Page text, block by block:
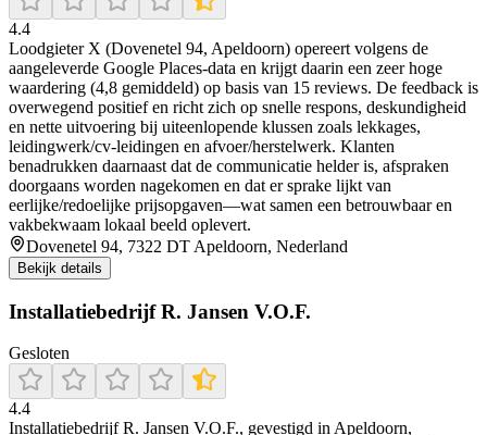
4.4
Loodgieter X (Dovenetel 94, Apeldoorn) opereert volgens de
aangeleverde Google Places-data en krijgt daarin een zeer hoge
waardering (4,8 gemiddeld) op basis van 15 reviews. De feedback is
overwegend positief en richt zich op snelle respons, deskundigheid
en nette uitvoering bij uiteenlopende klussen zoals lekkages,
leidingwerk/cv-leidingen en afvoer/herstelwerk. Klanten
benadrukken daarnaast dat de communicatie helder is, afspraken
doorgaans worden nagekomen en dat er sprake lijkt van
eerlijke/redoelijke prijsopgaven—wat samen een betrouwbaar en
vakbekwaam lokaal beeld oplevert.
Dovenetel 94, 7322 DT Apeldoorn, Nederland
Bekijk details
Installatiebedrijf R. Jansen V.O.F.
Gesloten
4.4
Installatiebedrijf R. Jansen V.O.F., gevestigd in Apeldoorn,